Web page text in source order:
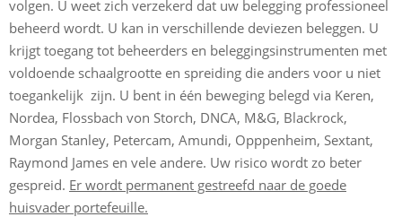
volgen. U weet zich verzekerd dat uw belegging professioneel
beheerd wordt. U kan in verschillende deviezen beleggen. U
krijgt toegang tot beheerders en beleggingsinstrumenten met
voldoende schaalgrootte en spreiding die anders voor u niet
toegankelijk zijn. U bent in één beweging belegd via Keren,
Nordea, Flossbach von Storch, DNCA, M&G, Blackrock,
Morgan Stanley, Petercam, Amundi, Opppenheim, Sextant,
Raymond James en vele andere. Uw risico wordt zo beter
gespreid. Er wordt permanent gestreefd naar de goede
huisvader portefeuille.